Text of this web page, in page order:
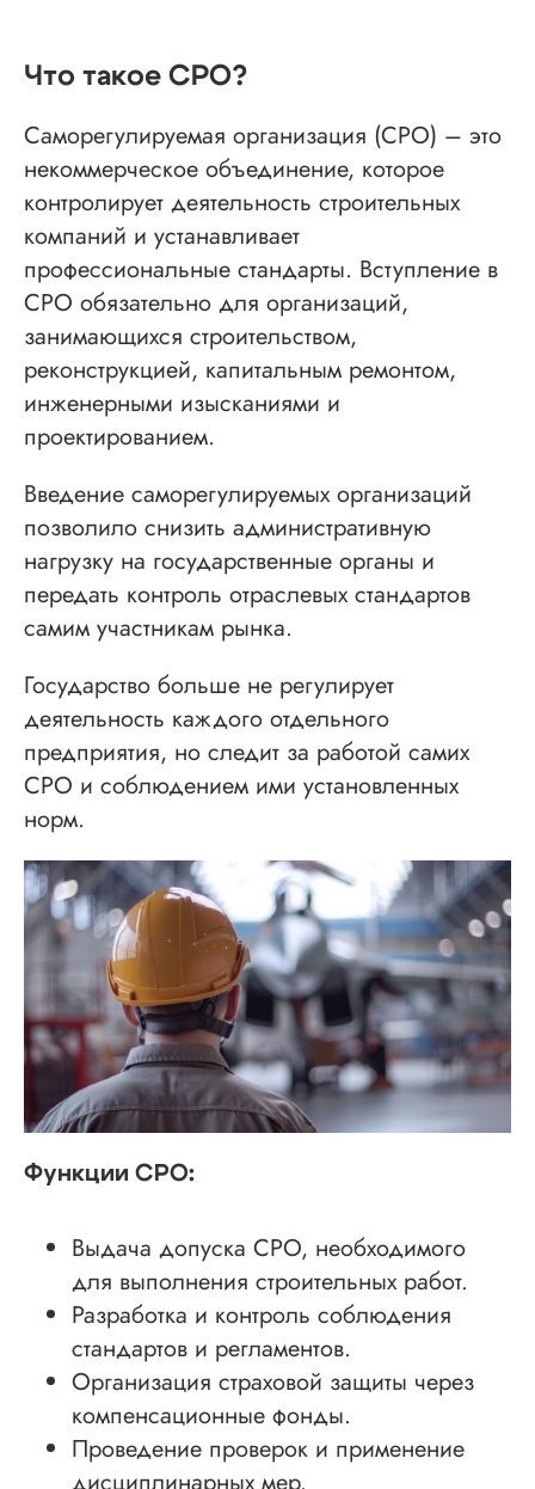
Что такое СРО?
Саморегулируемая организация (СРО) – это
некоммерческое объединение, которое
контролирует деятельность строительных
компаний и устанавливает
профессиональные стандарты. Вступление в
СРО обязательно для организаций,
занимающихся строительством,
реконструкцией, капитальным ремонтом,
инженерными изысканиями и
проектированием.
Введение саморегулируемых организаций
позволило снизить административную
нагрузку на государственные органы и
передать контроль отраслевых стандартов
самим участникам рынка.
Государство больше не регулирует
деятельность каждого отдельного
предприятия, но следит за работой самих
СРО и соблюдением ими установленных
норм.
Функции СРО:
Выдача допуска СРО, необходимого
для выполнения строительных работ.
Разработка и контроль соблюдения
стандартов и регламентов.
Организация страховой защиты через
компенсационные фонды.
Проведение проверок и применение